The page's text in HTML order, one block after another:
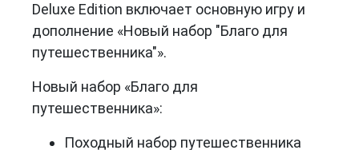
Deluxe Edition включает основную игру и
дополнение «Новый набор "Благо для
путешественника"».
Новый набор «Благо для
путешественника»:
Походный набор путешественника